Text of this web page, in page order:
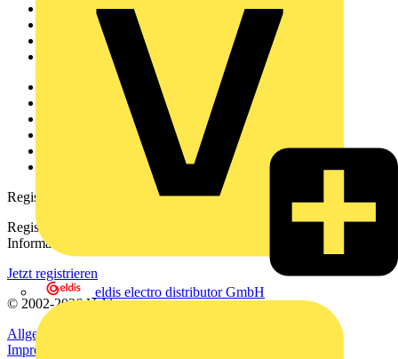
eldis electro distributor GmbH
Akademie
Produktsuche
Weitere Links
Downloadbereich (PDFs)
Häufig gestellte Fragen
Registrierung
Registrieren Sie sich kostenlos und erhalten Sie stets aktuelle
Informationen aus der Elektroindustrie.
Jetzt registrieren
© 2002-2026Voltimum
Allgemeine Geschäftsbedingungen
Impressum